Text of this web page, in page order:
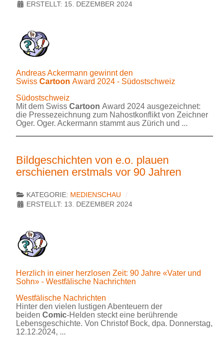
ERSTELLT: 15. DEZEMBER 2024
Andreas Ackermann gewinnt den
Swiss Cartoon Award 2024 - Südostschweiz
Südostschweiz
Mit dem Swiss Cartoon Award 2024 ausgezeichnet:
die Pressezeichnung zum Nahostkonflikt von Zeichner
Oger. Oger. Ackermann stammt aus Zürich und ...
Bildgeschichten von e.o. plauen
erschienen erstmals vor 90 Jahren
KATEGORIE: MEDIENSCHAU
ERSTELLT: 13. DEZEMBER 2024
Herzlich in einer herzlosen Zeit: 90 Jahre «Vater und
Sohn» - Westfälische Nachrichten
Westfälische Nachrichten
Hinter den vielen lustigen Abenteuern der
beiden Comic-Helden steckt eine berührende
Lebensgeschichte. Von Christof Bock, dpa. Donnerstag,
12.12.2024, ...